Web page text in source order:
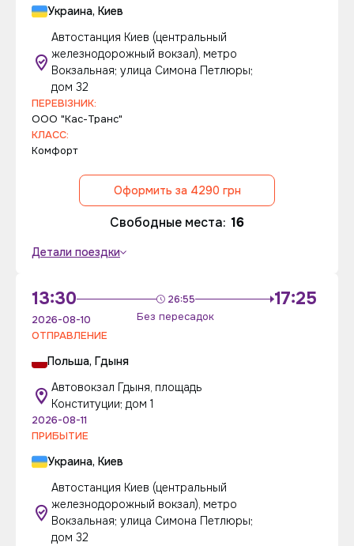
Украина, Киев
Автостанция Киев (центральный
железнодорожный вокзал), метро
Вокзальная; улица Симона Петлюры;
дом 32
ПЕРЕВІЗНИК:
ООО "Кас-Транс"
КЛАСС:
Комфорт
Оформить за 4290 грн
Свободные места: 16
Детали поездки
13:30 26:55
Без пересадок
17:25
2026-08-10
ОТПРАВЛЕНИЕ
Польша, Гдыня
Автовокзал Гдыня, площадь
Конституции; дом 1
2026-08-11
ПРИБЫТИЕ
Украина, Киев
Автостанция Киев (центральный
железнодорожный вокзал), метро
Вокзальная; улица Симона Петлюры;
дом 32